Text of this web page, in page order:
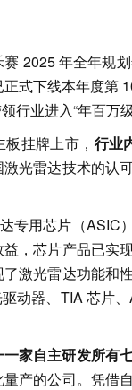
2025 年全年规
式下线本年度第
行业进入“年百万
挂牌上市， 行业
光雷达技术的认
专用芯片（ASIC
，芯片产品已实
激光雷达功能和
动器、TIA 芯片
家自主研发所有
产的公司。凭借